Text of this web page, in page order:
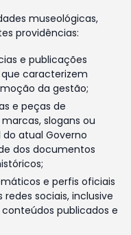
museológicas,
providências:
e publicações
caracterizem
da gestão;
e peças de
slogans ou
atual Governo
dos documentos
e perfis oficiais
sociais, inclusive
publicados e